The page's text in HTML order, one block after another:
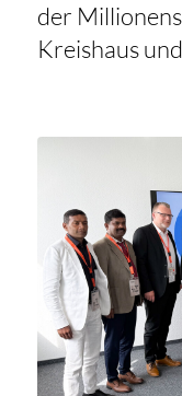
der
Kreishaus